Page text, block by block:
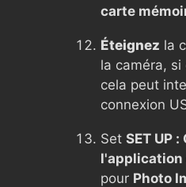
carte
Éteignez la
la caméra, si
cela peut
connexion
Set SET UP
l'application
pour Photo